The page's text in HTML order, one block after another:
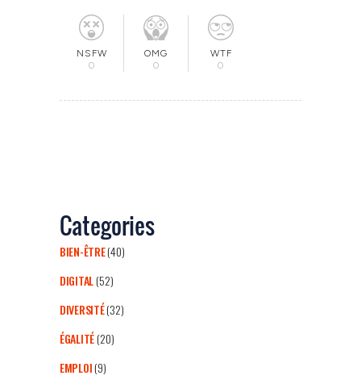
NSFW
0
OMG
0
WTF
0
Categories
BIEN-ÊTRE(40)
DIGITAL(52)
DIVERSITÉ(32)
ÉGALITÉ(20)
EMPLOI(9)